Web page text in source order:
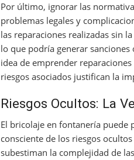
Por último, ignorar las
problemas legales y
las reparaciones realizadas sin
lo que podría generar
idea de emprender
riesgos asociados justifican la
Riesgos Ocultos: La
El bricolaje en fontanería puede
consciente de los riesgos
subestiman la complejidad de